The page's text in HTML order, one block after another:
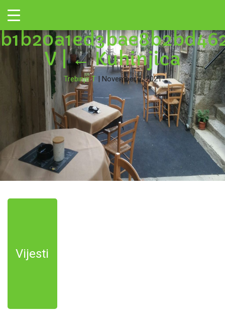
Toggle
V| ←Kuhinjica
Trebinje T | November 2, 2021
Vijesti